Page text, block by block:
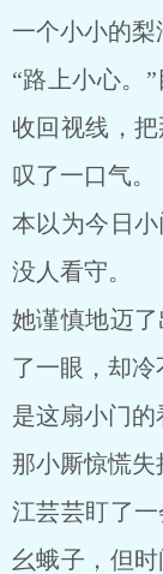
一个小小的梨
“路上小心。
收回视线，
叹了一口气。
本以为今日
没人看守。
她谨慎地迈
了一眼，却冷
是这扇小门的
那小厮惊慌失
江芸芸盯了
幺蛾子，但